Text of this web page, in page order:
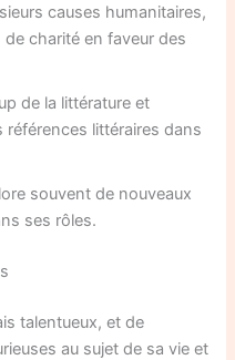
causes humanitaires,
charité en faveur des
de la littérature et
littéraires dans
souvent de nouveaux
ses rôles.
talentueux, et de
au sujet de sa vie et